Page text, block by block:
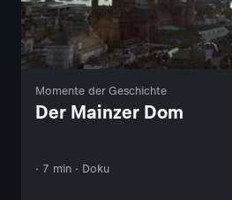
Momente der Geschichte
Der Mainzer Dom
· 7 min · Doku